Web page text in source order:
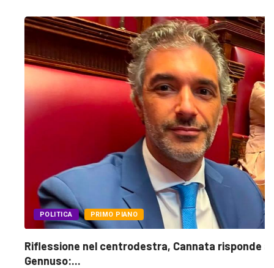
POLITICA PRIMO PIANO
Riflessione nel centrodestra, Cannata risponde a
Gennuso:...